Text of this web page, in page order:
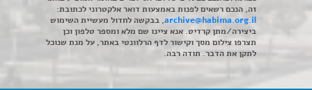
זה, הנכם רשאים לפנות באמצעות דואר אלקטרוני לכתובת:
archive@habima.org.il, בבקשה לחדול מעשיית השימוש
ביצירה/מתן קרדיט. אנא ציינו שם מלא ומספר טלפון וכן
תצרפו צילום מסך וקישור לדף הרלוונטי באתר, על מנת שנוכל
לתקן את הדבר. תודה רבה.